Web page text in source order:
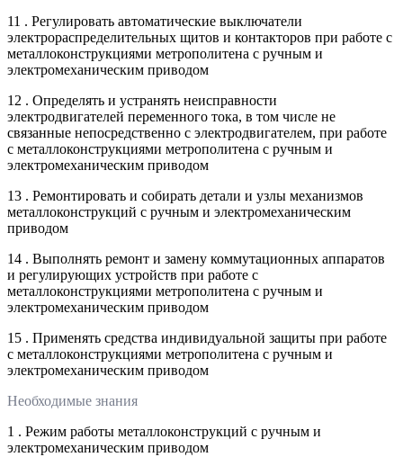
11 . Регулировать автоматические выключатели
электрораспределительных щитов и контакторов при работе с
металлоконструкциями метрополитена с ручным и
электромеханическим приводом
12 . Определять и устранять неисправности
электродвигателей переменного тока, в том числе не
связанные непосредственно с электродвигателем, при работе
с металлоконструкциями метрополитена с ручным и
электромеханическим приводом
13 . Ремонтировать и собирать детали и узлы механизмов
металлоконструкций с ручным и электромеханическим
приводом
14 . Выполнять ремонт и замену коммутационных аппаратов
и регулирующих устройств при работе с
металлоконструкциями метрополитена с ручным и
электромеханическим приводом
15 . Применять средства индивидуальной защиты при работе
с металлоконструкциями метрополитена с ручным и
электромеханическим приводом
Необходимые знания
1 . Режим работы металлоконструкций с ручным и
электромеханическим приводом